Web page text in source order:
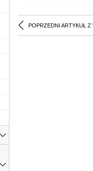
POPRZEDNI ARTYKUŁ Z